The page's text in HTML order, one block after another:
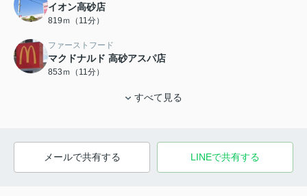
イオン高砂店
819ｍ（11分）
ファーストフード
マクドナルド 高砂アスパ店
853ｍ（11分）
すべて見る
メールで共有する LINEで共有する